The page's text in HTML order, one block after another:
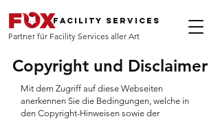
FACILITY SERVICES
Partner für Facility Services aller Art
Copyright und Disclaimer
Mit dem Zugriff auf diese Webseiten
anerkennen Sie die Bedingungen, welche in
den Copyright-Hinweisen sowie der